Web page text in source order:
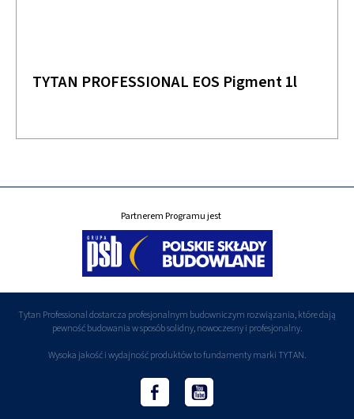
TYTAN PROFESSIONAL EOS Pigment 1l
Partnerem Programu jest
Tytan Professional dostarcza profesjonalnym budowniczym rozwiązania, które dają
pewność budowania w sposób solidny, nowoczesny i profesjonalny.
Wysoka jakość i wydajność produktów to fundamenty marki TYTAN.